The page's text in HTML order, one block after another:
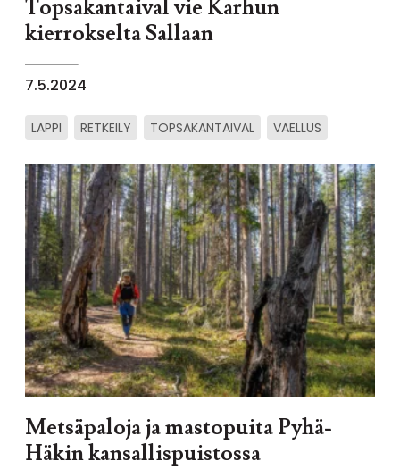
Topsakantaival vie Karhun
kierrokselta Sallaan
7.5.2024
LAPPI RETKEILY TOPSAKANTAIVAL VAELLUS
Metsäpaloja ja mastopuita Pyhä-
Häkin kansallispuistossa